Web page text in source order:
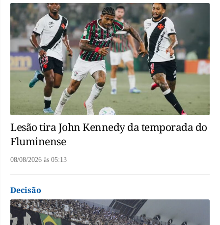
Lesão tira John Kennedy da temporada do
Fluminense
08/08/2026 às 05:13
Decisão